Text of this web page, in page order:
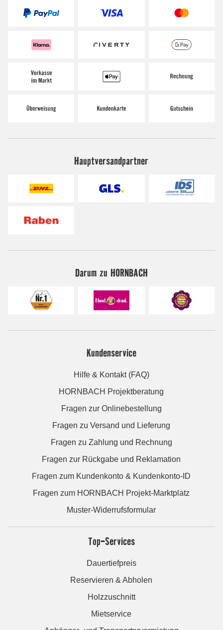
Hauptversandpartner
Darum zu HORNBACH
Kundenservice
Hilfe & Kontakt (FAQ)
HORNBACH Projektberatung
Fragen zur Onlinebestellung
Fragen zu Versand und Lieferung
Fragen zu Zahlung und Rechnung
Fragen zur Rückgabe und Reklamation
Fragen zum Kundenkonto & Kundenkonto-ID
Fragen zum HORNBACH Projekt-Marktplatz
Muster-Widerrufsformular
Top-Services
Dauertiefpreis
Reservieren & Abholen
Holzzuschnitt
Mietservice